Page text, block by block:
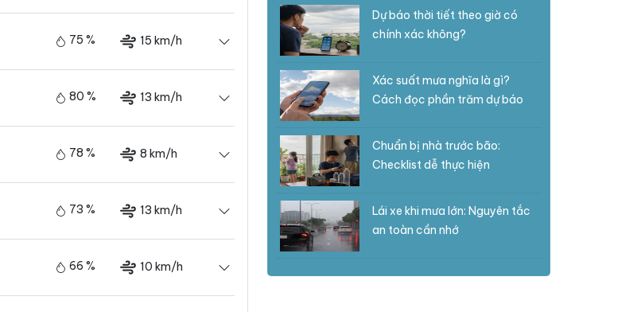
75 % 15 km/h
80 % 13 km/h
78 % 8 km/h
73 % 13 km/h
66 % 10 km/h
Dự báo thời tiết theo giờ có
chính xác không?
Xác suất mưa nghĩa là gì?
Cách đọc phần trăm dự báo
Chuẩn bị nhà trước bão:
Checklist dễ thực hiện
Lái xe khi mưa lớn: Nguyên tắc
an toàn cần nhớ